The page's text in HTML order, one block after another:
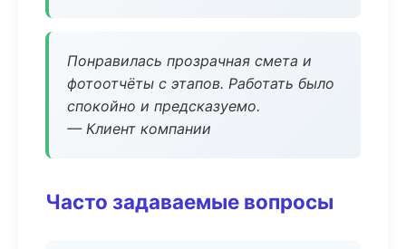
Понравилась прозрачная смета и
фотоотчёты с этапов. Работать было
спокойно и предсказуемо.
— Клиент компании
Часто задаваемые вопросы